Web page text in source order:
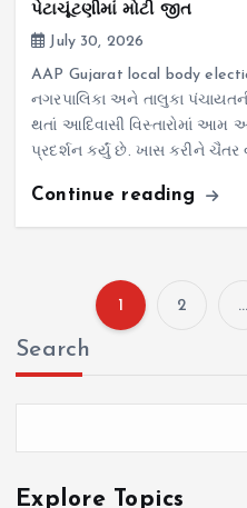
પેટાચૂંટણીમાં મોટી જીત
July 30, 2026
AAP Gujarat local body
નગરપાલિકા અને તાલુકા
થતાં આદિવાસી વિસ્તારોમાં આમ
પ્રદર્શન કર્યું છે. ખાસ કરીને ચૈતર
Continue reading
1 2 …
Search
Explore Topics